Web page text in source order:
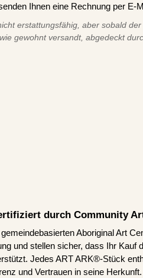
Ihnen eine Rechnung per E-
erstattungsfähig, aber sobald
gewohnt versandt, abgedeckt
durch Community
Aboriginal Art
und stellen sicher, dass Ihr Kauf
Jedes ART ARK®-Stück
und Vertrauen in seine